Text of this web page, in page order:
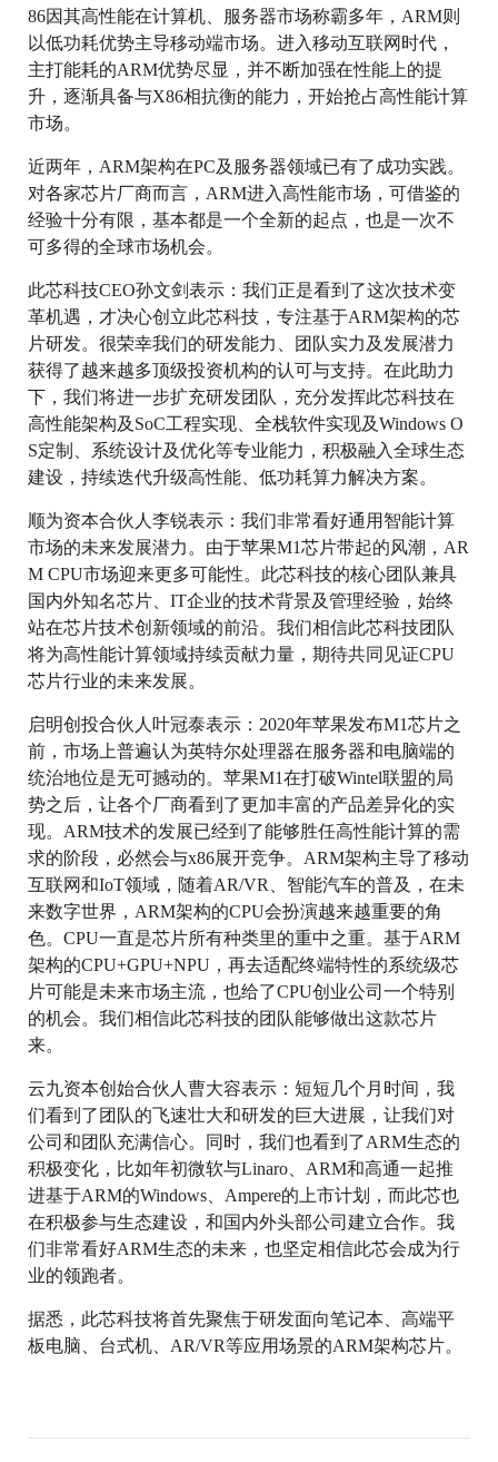
86因其高性能在计算机、服务器市场称霸多年，ARM则
以低功耗优势主导移动端市场。进入移动互联网时代，
主打能耗的ARM优势尽显，并不断加强在性能上的提
升，逐渐具备与X86相抗衡的能力，开始抢占高性能计算
市场。
近两年，ARM架构在PC及服务器领域已有了成功实践。
对各家芯片厂商而言，ARM进入高性能市场，可借鉴的
经验十分有限，基本都是一个全新的起点，也是一次不
可多得的全球市场机会。
此芯科技CEO孙文剑表示：我们正是看到了这次技术变
革机遇，才决心创立此芯科技，专注基于ARM架构的芯
片研发。很荣幸我们的研发能力、团队实力及发展潜力
获得了越来越多顶级投资机构的认可与支持。在此助力
下，我们将进一步扩充研发团队，充分发挥此芯科技在
高性能架构及SoC工程实现、全栈软件实现及Windows O
S定制、系统设计及优化等专业能力，积极融入全球生态
建设，持续迭代升级高性能、低功耗算力解决方案。
顺为资本合伙人李锐表示：我们非常看好通用智能计算
市场的未来发展潜力。由于苹果M1芯片带起的风潮，AR
M CPU市场迎来更多可能性。此芯科技的核心团队兼具
国内外知名芯片、IT企业的技术背景及管理经验，始终
站在芯片技术创新领域的前沿。我们相信此芯科技团队
将为高性能计算领域持续贡献力量，期待共同见证CPU
芯片行业的未来发展。
启明创投合伙人叶冠泰表示： 2020年苹果发布M1芯片之
前，市场上普遍认为英特尔处理器在服务器和电脑端的
统治地位是无可撼动的。苹果M1在打破Wintel联盟的局
势之后，让各个厂商看到了更加丰富的产品差异化的实
现。ARM技术的发展已经到了能够胜任高性能计算的需
求的阶段，必然会与x86展开竞争。ARM架构主导了移动
互联网和IoT领域，随着AR/VR、智能汽车的普及，在未
来数字世界，ARM架构的CPU会扮演越来越重要的角
色。CPU一直是芯片所有种类里的重中之重。基于ARM
架构的CPU+GPU+NPU，再去适配终端特性的系统级芯
片可能是未来市场主流，也给了CPU创业公司一个特别
的机会。我们相信此芯科技的团队能够做出这款芯片
来。
云九资本创始合伙人曹大容表示：短短几个月时间，我
们看到了团队的飞速壮大和研发的巨大进展，让我们对
公司和团队充满信心。同时，我们也看到了ARM生态的
积极变化，比如年初微软与Linaro、ARM和高通一起推
进基于ARM的Windows、Ampere的上市计划，而此芯也
在积极参与生态建设，和国内外头部公司建立合作。我
们非常看好ARM生态的未来，也坚定相信此芯会成为行
业的领跑者。
据悉，此芯科技将首先聚焦于研发面向笔记本、高端平
板电脑、台式机、AR/VR等应用场景的ARM架构芯片。